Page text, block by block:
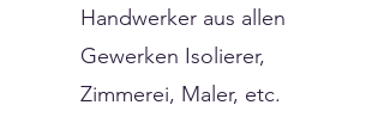
Handwerker aus allen
Gewerken Isolierer,
Zimmerei, Maler, etc.